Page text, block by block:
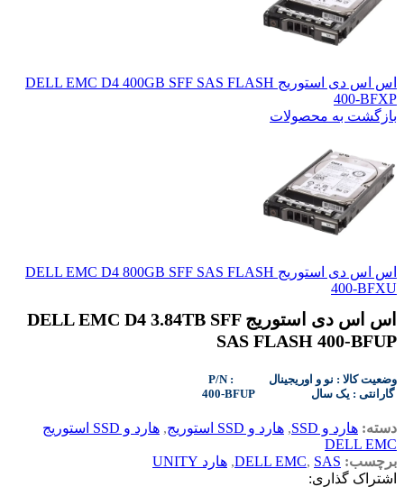
اس اس دی استوریج DELL EMC D4 400GB SFF SAS FLASH
400-BFXP
بازگشت به محصولات
اس اس دی استوریج DELL EMC D4 800GB SFF SAS FLASH
400-BFXU
اس اس دی استوریج DELL EMC D4 3.84TB SFF
SAS FLASH 400-BFUP
P/N : وضعیت کالا : نو و اوریجینال
400-BFUP گارانتی : یک سال
دسته: هارد و SSD , هارد و SSD استوریج ,
هارد و SSD استوریج
DELL EMC
برچسب:
DELL EMC, SAS
, هارد UNITY
اشتراک گذاری: